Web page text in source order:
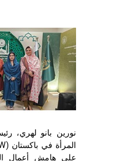
نورين بانو لهري،
المرأة في باكستان (
على هامش أعمال